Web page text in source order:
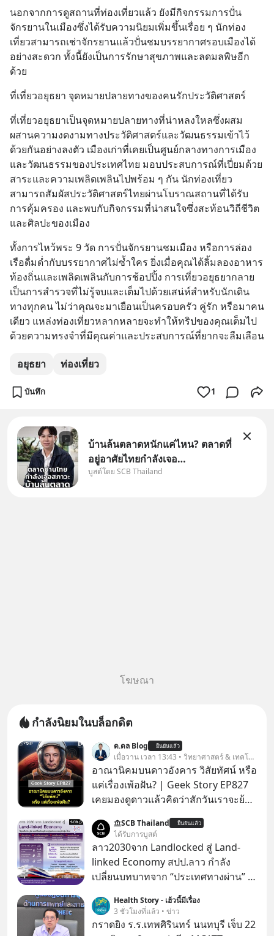
นอกจากการดูสถานที่ท่องเที่ยวแล้ว ยังมีกิจกรรมการปั่น
จักรยานในเมืองซึ่งได้รับความนิยมเพิ่มขึ้นเรื่อย ๆ นักท่อง
เที่ยวสามารถเช่าจักรยานแล้วปั่นชมบรรยากาศรอบเมืองได้
อย่างสะดวก ทั้งนี้ยังเป็นการรักษาสุขภาพและลดมลพิษอีก
ด้วย
ที่เที่ยวอยุธยา จุดหมายปลายทางของคนรักประวัติศาสตร์
ที่เที่ยวอยุธยาเป็นจุดหมายปลายทางที่น่าหลงใหลซึ่งผสม
ผสานความงดงามทางประวัติศาสตร์และวัฒนธรรมเข้าไว้
ด้วยกันอย่างลงตัว เมืองเก่าที่เคยเป็นศูนย์กลางทางการเมือง
และวัฒนธรรมของประเทศไทย มอบประสบการณ์ที่เปี่ยมด้วย
สาระและความเพลิดเพลินไปพร้อม ๆ กัน นักท่องเที่ยว
สามารถสัมผัสประวัติศาสตร์ไทยผ่านโบราณสถานที่ได้รับ
การคุ้มครอง และพบกับกิจกรรมที่น่าสนใจซึ่งสะท้อนวิถีชีวิต
และศิลปะของเมือง
ทั้งการไหว้พระ 9 วัด การปั่นจักรยานชมเมือง หรือการล่อง
เรือดื่มด่ำกับบรรยากาศไม่ซ้ำใคร ยิ่งเมื่อคุณได้ลิ้มลองอาหาร
ท้องถิ่นและเพลิดเพลินกับการช้อปปิ้ง การเที่ยวอยุธยากลาย
เป็นการสำรวจที่ไม่รู้จบและเต็มไปด้วยเสน่ห์สำหรับนักเดิน
ทางทุกคน ไม่ว่าคุณจะมาเยือนเป็นครอบครัว คู่รัก หรือมาคน
เดียว แหล่งท่องเที่ยวหลากหลายจะทำให้ทริปของคุณเต็มไป
ด้วยความทรงจำที่มีคุณค่าและประสบการณ์ที่ยากจะลืมเลือน
อยุธยา ท่องเที่ยว
บันทึก 1
บ้านล้นตลาดหนักแค่ไหน? ตลาดที่
อยู่อาศัยไทยกำลังเจอ
Oversupply หนักกว่าที่คิด และ
บูสต์โดย SCB Thailand
โฆษณา
กำลังนิยมในบล็อกดิต
ด.ดล Blog ยืนยันแล้ว
เมื่อวาน เวลา 13:43 • วิทยาศาสตร์ & เทคโนโลยี
อาณานิคมบนดาวอังคาร วิสัยทัศน์ หรือ
แค่เรื่องเพ้อฝัน? | Geek Story EP827
เคยมองดูดาวแล้วคิดว่าสักวันเราจะย้าย
หรือ Jeff Bezos บอกไว้หรือเปล่า ภาพ
ฝันที่มหาเศรษฐีซิลิคอนแวลลีย์วาดไว้ว่า
มนุษย์นับล้านจะไปสร้างอาณานิคม
ใหม่ ล้อมรอบด้วยเทคโนโลยีสุดล้ำ อาจ
ไว้ใต้พรมคือ ดาวอังคารเป็นเพียงนรกที่
เต็มไปด้วยรังสีมรณะและฝุ่นพิษ แล้ว
ทำไมบรรดาผู้นำเทคโนโลยีถึงยัง
SCB Thailand ยืนยันแล้ว
ได้รับการบูสต์
ลาว2030จาก Landlocked สู่ Land-
linked Economy สปป.ลาว กำลัง
เปลี่ยนบทบาทจาก “ประเทศทางผ่าน” สู่
ของอนุภูมิภาคลุ่มแม่น้ำโขง
Health Story - เฮ้วนี้มีเรื่อง
3 ชั่วโมงที่แล้ว • ข่าว
กราดยิง ร.ร.เทพศิรินทร์ นนทบุรี เจ็บ 22